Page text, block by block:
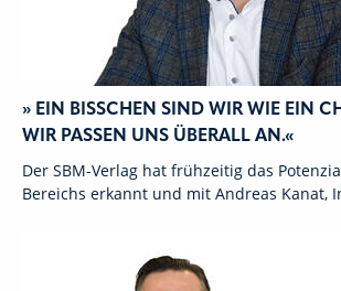
» EIN BISSCHEN SIND WIR WIE EIN
WIR PASSEN UNS ÜBERALL AN.«
Der SBM-Verlag hat frühzeitig das
Bereichs erkannt und mit Andreas Kanat,